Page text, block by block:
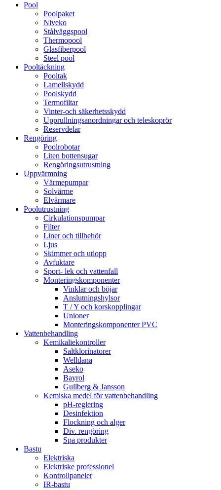
Pool
Poolpaket
Niveko
Stålväggspool
Thermopool
Glasfiberpool
Steel pool
Pooltäckning
Pooltak
Lamellskydd
Poolskydd
Termofiltar
Vinter-och säkerhetsskydd
Upprullningsanordningar och teleskoprör
Reservdelar
Rengöring
Poolrobotar
Liten bottensugar
Rengöringsutrustning
Uppvärmning
Värmepumpar
Solvärme
Elvärmare
Poolutrustning
Cirkulationspumpar
Filter
Liner och tillbehör
Ljus
Skimmer och utlopp
Avfuktare
Sport- lek och vattenfall
Monteringskomponenter
Vinklar och böjar
Anslutningshylsor
T / Y och korskopplingar
Unioner
Monteringskomponenter PVC
Vattenbehandling
Kemikaliekontroller
Saltklorinatorer
Welldana
Aseko
Bayrol
Gullberg & Jansson
Kemiska medel för vattenbehandling
pH-reglering
Desinfektion
Flockning och alger
Div. rengöring
Spa produkter
Bastu
Elektriska
Elektriske professionel
Kontrollpaneler
IR-bastu